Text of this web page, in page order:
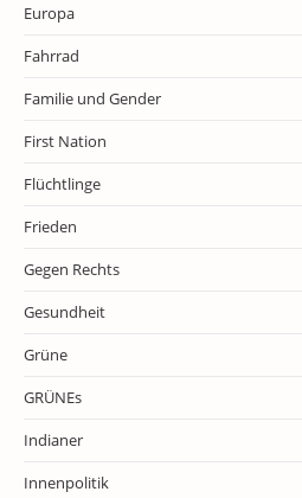
Europa
Fahrrad
Familie und Gender
First Nation
Flüchtlinge
Frieden
Gegen Rechts
Gesundheit
Grüne
GRÜNEs
Indianer
Innenpolitik